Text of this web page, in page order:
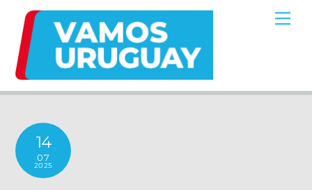
content
14
07
2025